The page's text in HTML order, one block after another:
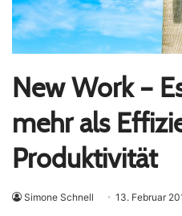
New Work –
mehr als
Produktivität
Simone Schnell 13. Februar